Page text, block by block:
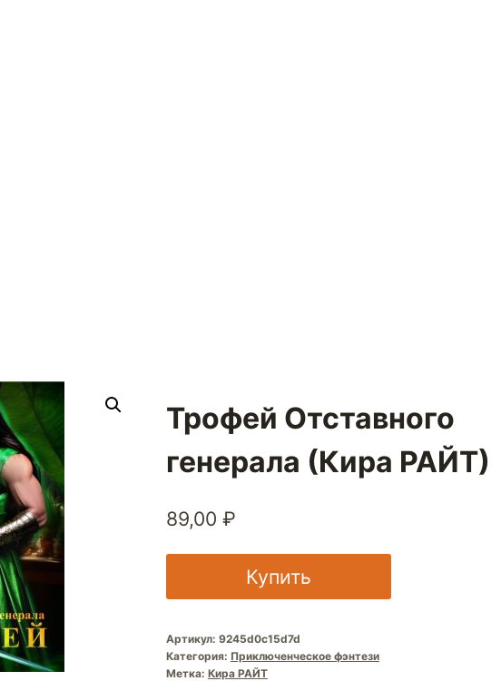
Трофей Отставного
генерала (Кира РАЙТ)
89,00 ₽
Купить
Артикул: 9245d0c15d7d
Категория: Приключенческое фэнтези
Метка: Кира РАЙТ